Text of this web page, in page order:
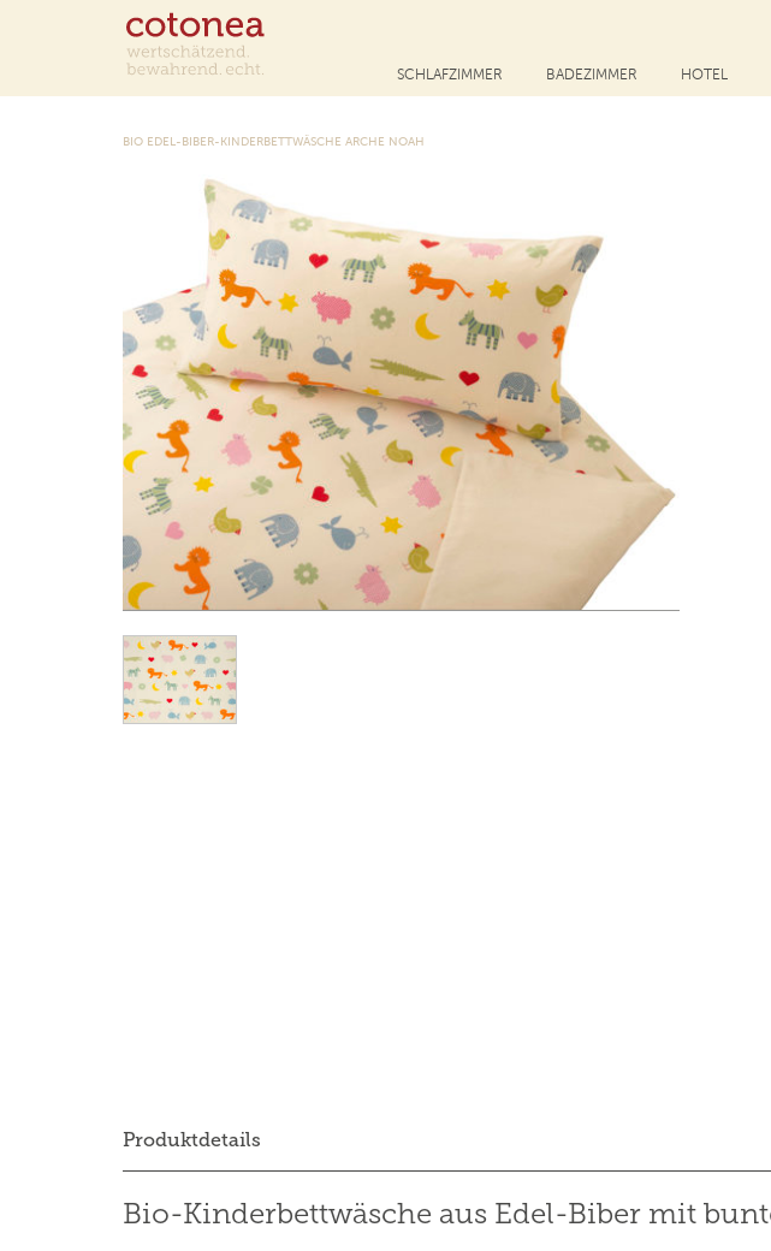
SCHLAFZIMMER BADEZIMMER HOTEL
BIO EDEL-BIBER-KINDERBETTWÄSCHE ARCHE NOAH
Produktdetails
Bio-Kinderbettwäsche aus Edel-Biber mit